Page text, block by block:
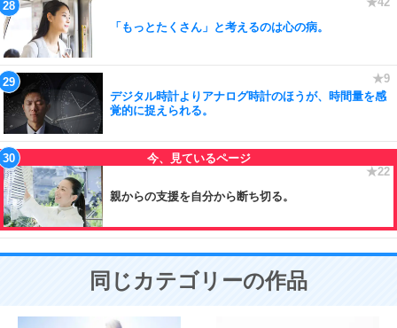
「もっとたくさん」と考えるのは心の病。
デジタル時計よりアナログ時計のほうが、時間量を感
覚的に捉えられる。
親からの支援を自分から断ち切る。
同じカテゴリーの作品